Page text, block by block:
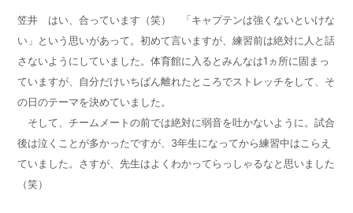
笠井 はい、合っています（笑） 「キャプテンは強くないといけな
い」という思いがあって。初めて言いますが、練習前は絶対に人と話
さないようにしていました。体育館に入るとみんなは1 ヵ所に固まっ
ていますが、自分だけいちばん離れたところでストレッチをして、そ
の日のテーマを決めていました。
そして、チームメートの前では絶対に弱音を吐かないように。試合
後は泣くことが多かったですが、 3年生になってから練習中はこらえ
ていました。さすが、先生はよくわかってらっしゃるなと思いました
（笑）